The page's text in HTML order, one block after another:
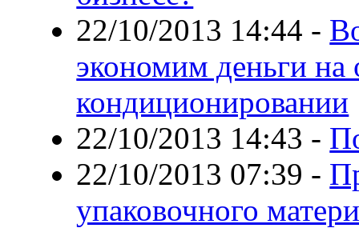
22/10/2013 14:44 -
экономим деньги на
кондиционировании
22/10/2013 14:43 -
22/10/2013 07:39 -
упаковочного